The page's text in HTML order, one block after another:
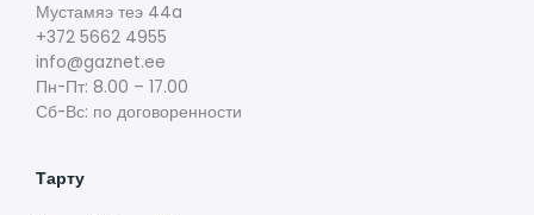
Мустамяэ теэ 44a
+372 5662 4955
info@gaznet.ee
Пн-Пт: 8.00 – 17.00
Сб-Вс: по договоренности
Тарту